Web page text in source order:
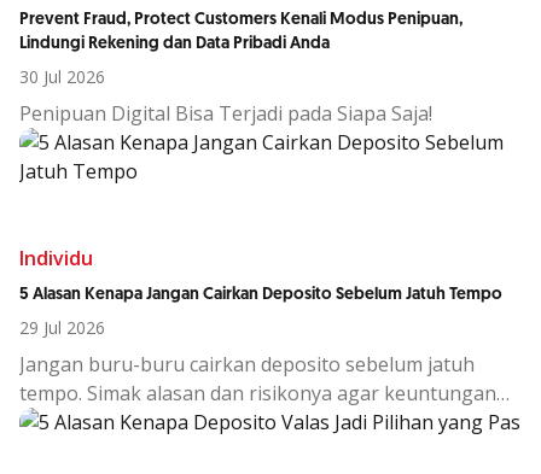
Prevent Fraud, Protect Customers Kenali Modus Penipuan,
Lindungi Rekening dan Data Pribadi Anda
30 Jul 2026
Penipuan Digital Bisa Terjadi pada Siapa Saja!
Individu
5 Alasan Kenapa Jangan Cairkan Deposito Sebelum Jatuh Tempo
29 Jul 2026
Jangan buru-buru cairkan deposito sebelum jatuh
tempo. Simak alasan dan risikonya agar keuntungan
investasi tetap maksimal.